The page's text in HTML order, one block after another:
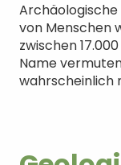
Archäologische
von Menschen
zwischen
Name
wahrscheinlich